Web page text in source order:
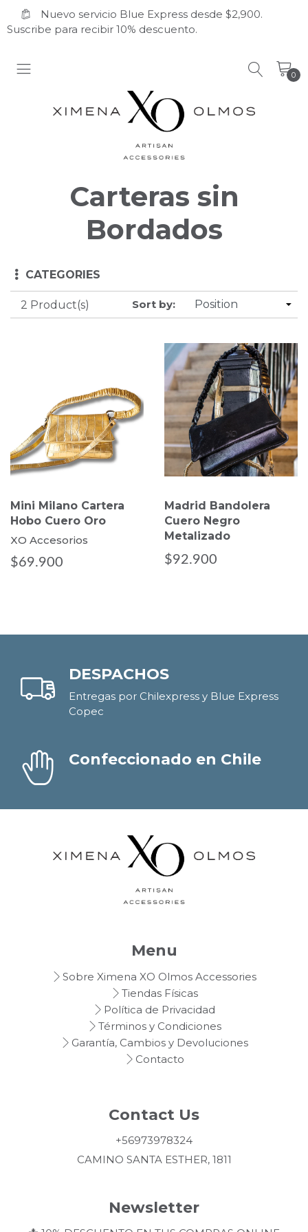
Nuevo servicio Blue Express desde $2,900.
Suscribe para recibir 10% descuento.
0
Carteras sin
Bordados
CATEGORIES
2 Product(s) Sort by:
Mini Milano Cartera
Hobo Cuero Oro
XO Accesorios
$69.900
Madrid Bandolera
Cuero Negro
Metalizado
$92.900
DESPACHOS
Entregas por Chilexpress y Blue Express
Copec
Confeccionado en Chile
Menu
Sobre Ximena XO Olmos Accessories
Tiendas Físicas
Política de Privacidad
Términos y Condiciones
Garantía, Cambios y Devoluciones
Contacto
Contact Us
+56973978324
CAMINO SANTA ESTHER, 1811
Newsletter